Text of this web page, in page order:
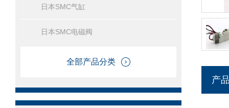
日本SMC气缸
日本SMC电磁阀
全部产品分类
产